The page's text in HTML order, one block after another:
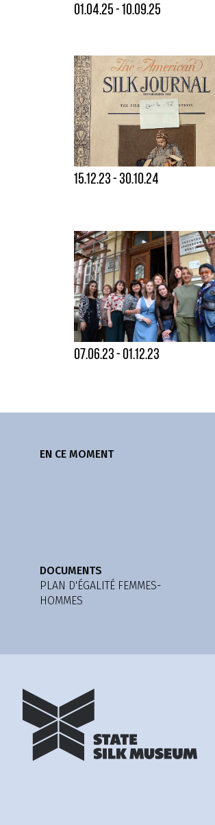
01.04.25 - 10.09.25
15.12.23 - 30.10.24
07.06.23 - 01.12.23
EN CE MOMENT
DOCUMENTS
PLAN D'ÉGALITÉ FEMMES-
HOMMES